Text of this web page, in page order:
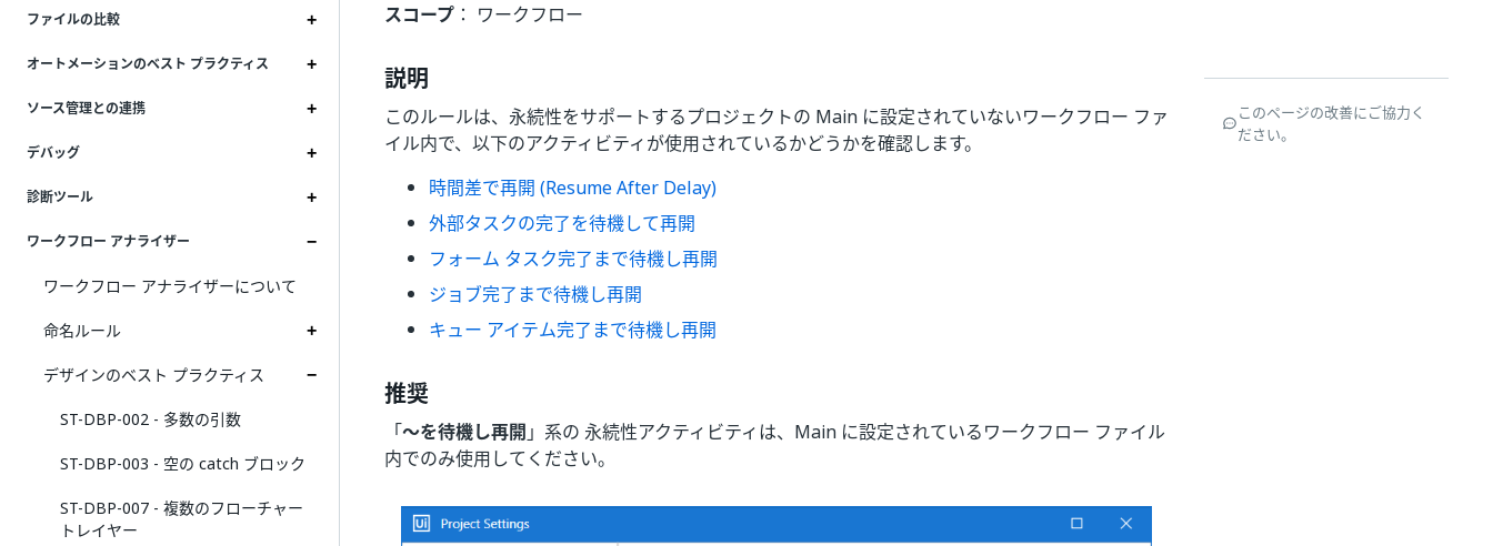
ファイルの比較
オートメーションのベスト プラクティス
ソース管理との連携
デバッグ
診断ツール
ワークフロー アナライザー
ワークフロー アナライザーについて
命名ルール
デザインのベスト プラクティス
ST-DBP-002 - 多数の引数
ST-DBP-003 - 空の catch ブロック
ST-DBP-007 - 複数のフローチャー
トレイヤー
スコープ ： ワークフロー
説明
このルールは、永続性をサポートするプロジェクトの Main に設定されていないワークフロー ファ
イル内で、以下のアクティビティが使用されているかどうかを確認します。
時間差で再開 (Resume After Delay)
外部タスクの完了を待機して再開
フォーム タスク完了まで待機し再開
ジョブ完了まで待機し再開
キュー アイテム完了まで待機し再開
推奨
「～を待機し再開 」系の 永続性アクティビティは、Main に設定されているワークフロー ファイル
内でのみ使用してください。
このページの改善にご協力く
ださい。